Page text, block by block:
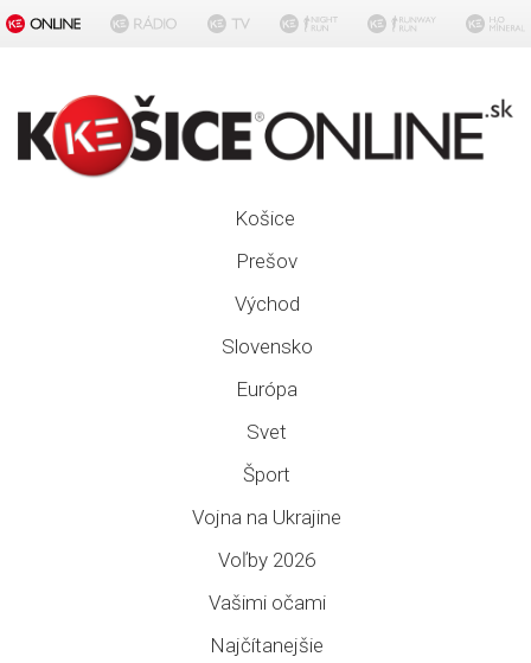
Košice
Prešov
Východ
Slovensko
Európa
Svet
Šport
Vojna na Ukrajine
Voľby 2026
Vašimi očami
Najčítanejšie